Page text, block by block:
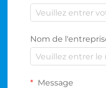
Nom de
Message